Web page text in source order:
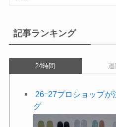
記事ランキング
24時間 週
26ｰ27プロショップが
グ